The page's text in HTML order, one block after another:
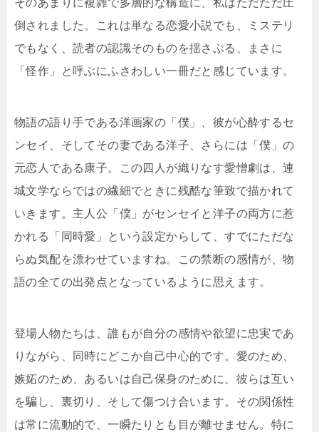
そのあまりに複雑で多層的な構造に、私はただただ圧
倒されました。これは単なる恋愛小説でも、ミステリ
でもなく、読者の認識そのものを揺さぶる、まさに
「怪作」と呼ぶにふさわしい一冊だと感じています。
物語の語り手である洋画家の「僕」、彼が心酔するセ
ンセイ、そしてその妻である洋子、さらには「僕」の
元恋人である康子。この四人が織りなす愛憎劇は、連
城文学ならではの繊細でときに残酷な筆致で描かれて
いきます。主人公「僕」がセンセイと洋子の両方に惹
かれる「同時愛」という設定からして、すでにただな
らぬ気配を漂わせていますね。この禁断の感情が、物
語の全ての出発点となっているように思えます。
登場人物たちは、誰もが自分の感情や欲望に忠実であ
りながら、同時にどこか自己中心的です。愛のため、
嫉妬のため、あるいは自己保身のために、彼らは互い
を騙し、裏切り、そして傷つけ合います。その関係性
は常に流動的で、一瞬たりとも目が離せません。特に